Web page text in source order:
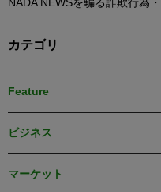
カテゴリ
Feature
ビジネス
マーケット